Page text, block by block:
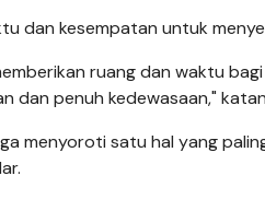
dan kesempatan untuk
ruang dan waktu
dan penuh kedewasaan,"
menyoroti satu hal yang